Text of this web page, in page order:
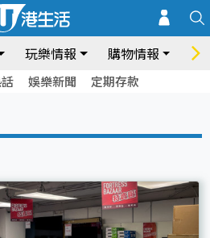
玩樂情報 購物情報 飲
娛樂新聞 定期存款